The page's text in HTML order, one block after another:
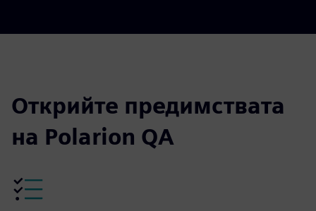
Открийте предимствата
на Polarion QA